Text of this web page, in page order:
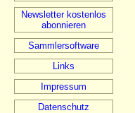
Newsletter kostenlos
abonnieren
Sammlersoftware
Links
Impressum
Datenschutz